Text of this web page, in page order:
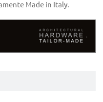
Made in Italy.